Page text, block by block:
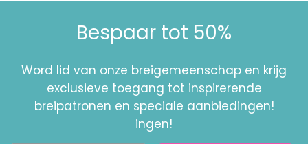
Bespaar tot 50%
Word lid van onze breigemeenschap en krijg
exclusieve toegang tot inspirerende
breipatronen en speciale aanbiedingen!
ingen!